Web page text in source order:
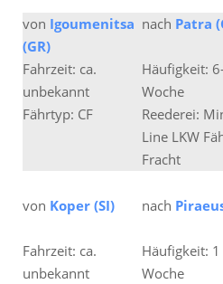
von Igoumenitsa
(GR)
nach Patra
Fahrzeit: ca.
unbekannt
Häufigkeit:
Woche
Fährtyp: CF
Reederei:
Line LKW
Fracht
von Koper (SI) nach
Fahrzeit: ca.
unbekannt
Häufigkeit:
Woche